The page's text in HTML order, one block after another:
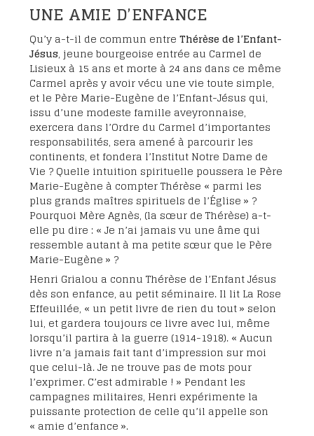
UNE AMIE D’ENFANCE
Qu’y a-t-il de commun entreThérèse de l’Enfant-
Jésus, jeune bourgeoise entrée au Carmel de
Lisieux à 15 ans et morte à 24 ans dans ce même
Carmel après y avoir vécu une vie toute simple,
et le Père Marie-Eugène de l’Enfant-Jésus qui,
issu d’une modeste famille aveyronnaise,
exercera dans l’Ordre du Carmel d’importantes
responsabilités, sera amené à parcourir les
continents, et fondera l’Institut Notre Dame de
Vie ? Quelle intuition spirituelle poussera le Père
Marie-Eugène à compter Thérèse « parmi les
plus grands maîtres spirituels de l’Église » ?
Pourquoi Mère Agnès, (la sœur de Thérèse) a-t-
elle pu dire : « Je n’ai jamais vu une âme qui
ressemble autant à ma petite sœur que le Père
Marie-Eugène » ?
Henri Grialou a connu Thérèse de l’Enfant Jésus
dès son enfance, au petit séminaire. Il lit La Rose
Effeuillée, « un petit livre de rien du tout » selon
lui, et gardera toujours ce livre avec lui, même
lorsqu’il partira à la guerre (1914-1918). « Aucun
livre n’a jamais fait tant d’impression sur moi
que celui-là. Je ne trouve pas de mots pour
l’exprimer. C’est admirable ! » Pendant les
campagnes militaires, Henri expérimente la
puissante protection de celle qu’il appelle son
« amie d’enfance ».